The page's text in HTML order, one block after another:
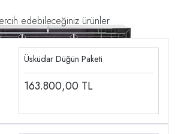
edebileceğiniz ürünler
Üsküdar Düğün Paketi
163.800,00 TL